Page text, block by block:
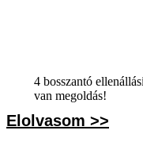
4 bosszantó
van megoldás!
Elolvasom >>